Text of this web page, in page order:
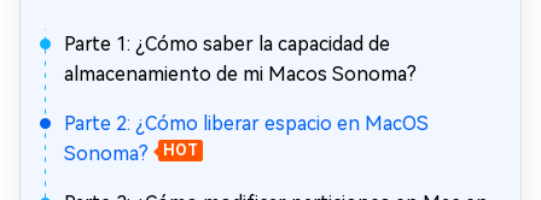
Parte 1: ¿Cómo saber la capacidad de
almacenamiento de mi Macos Sonoma?
Parte 2: ¿Cómo liberar espacio en MacOS
Sonoma?
HOT